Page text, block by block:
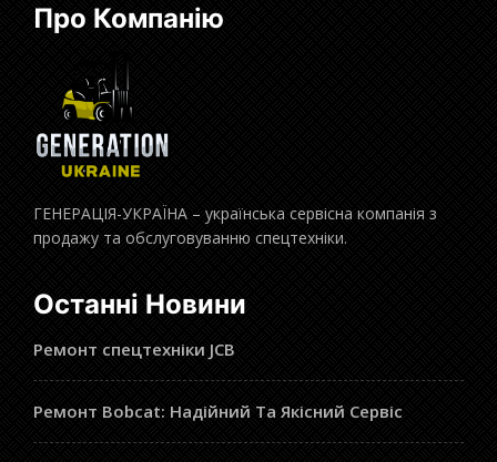
Про Компанію
ГЕНЕРАЦІЯ-УКРАЇНА – українська сервісна компанія з
продажу та обслуговуванню спецтехніки.
Останні Новини
Ремонт спецтехніки JCB
Ремонт Bobcat: Надійний Та Якісний Сервіс